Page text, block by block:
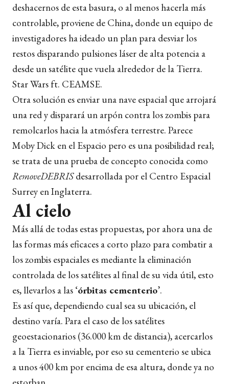
deshacernos de esta basura, o al menos hacerla más
controlable, proviene de China, donde un equipo de
investigadores ha ideado un plan para desviar los
restos disparando pulsiones láser de alta potencia a
desde un satélite que vuela alrededor de la Tierra.
Star Wars ft. CEAMSE.
Otra solución es enviar una nave espacial que arrojará
una red y disparará un arpón contra los zombis para
remolcarlos hacia la atmósfera terrestre. Parece
Moby Dick en el Espacio pero es una posibilidad real;
se trata de una prueba de concepto conocida como
RemoveDEBRISdesarrollada por el Centro Espacial
Surrey en Inglaterra.
Al cielo
Más allá de todas estas propuestas, por ahora una de
las formas más eficaces a corto plazo para combatir a
los zombis espaciales es mediante la eliminación
controlada de los satélites al final de su vida útil, esto
es, llevarlos a las ‘órbitas cementerio’.
Es así que, dependiendo cual sea su ubicación, el
destino varía. Para el caso de los satélites
geoestacionarios (36.000 km de distancia), acercarlos
a la Tierra es inviable, por eso su cementerio se ubica
a unos 400 km por encima de esa altura, donde ya no